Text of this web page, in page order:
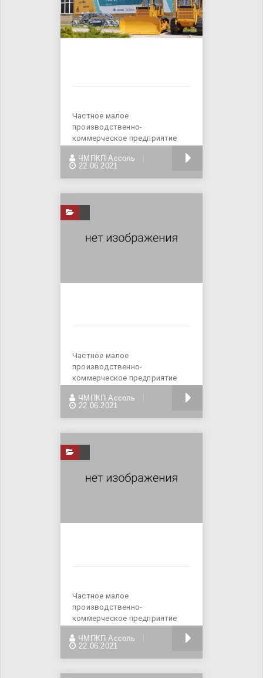
Частное малое
производственно-
коммерческое предприятие
в Украине
ЧМПКП Ассоль
22.06.2021
Частное малое
производственно-
коммерческое предприятие
в Украине
ЧМПКП Ассоль
22.06.2021
Частное малое
производственно-
коммерческое предприятие
в Украине
ЧМПКП Ассоль
22.06.2021